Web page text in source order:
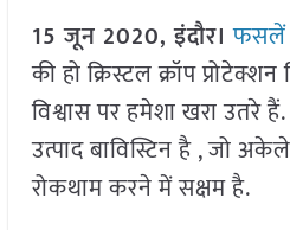
15 जून 2020, इंदौर। फसलें
की हो क्रिस्टल क्रॉप
विश्वास पर हमेशा खरा उतरे
उत्पाद बाविस्टिन है , जो अकेले
रोकथाम करने में सक्षम है.